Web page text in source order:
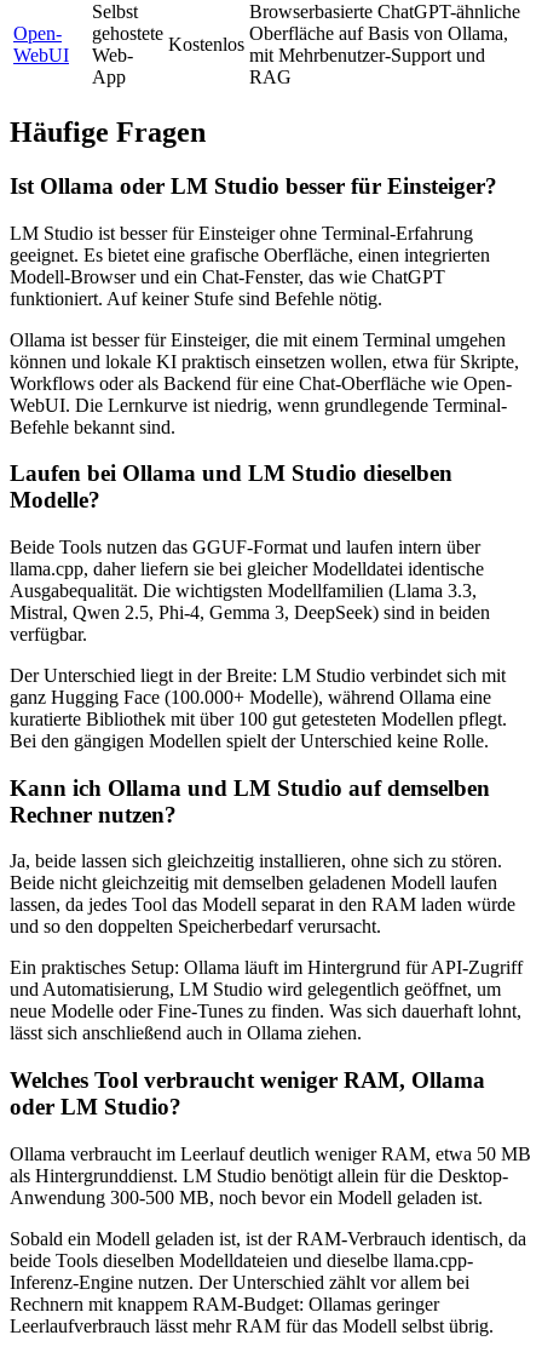
Open-
WebUI
Selbst
gehostete
Web-
App
Kostenlos
Browserbasierte ChatGPT-ähnliche
Oberfläche auf Basis von Ollama,
mit Mehrbenutzer-Support und
RAG
Häufige Fragen
Ist Ollama oder LM Studio besser für Einsteiger?
LM Studio ist besser für Einsteiger ohne Terminal-Erfahrung
geeignet. Es bietet eine grafische Oberfläche, einen integrierten
Modell-Browser und ein Chat-Fenster, das wie ChatGPT
funktioniert. Auf keiner Stufe sind Befehle nötig.
Ollama ist besser für Einsteiger, die mit einem Terminal umgehen
können und lokale KI praktisch einsetzen wollen, etwa für Skripte,
Workflows oder als Backend für eine Chat-Oberfläche wie Open-
WebUI. Die Lernkurve ist niedrig, wenn grundlegende Terminal-
Befehle bekannt sind.
Laufen bei Ollama und LM Studio dieselben
Modelle?
Beide Tools nutzen das GGUF-Format und laufen intern über
llama.cpp, daher liefern sie bei gleicher Modelldatei identische
Ausgabequalität. Die wichtigsten Modellfamilien (Llama 3.3,
Mistral, Qwen 2.5, Phi-4, Gemma 3, DeepSeek) sind in beiden
verfügbar.
Der Unterschied liegt in der Breite: LM Studio verbindet sich mit
ganz Hugging Face (100.000+ Modelle), während Ollama eine
kuratierte Bibliothek mit über 100 gut getesteten Modellen pflegt.
Bei den gängigen Modellen spielt der Unterschied keine Rolle.
Kann ich Ollama und LM Studio auf demselben
Rechner nutzen?
Ja, beide lassen sich gleichzeitig installieren, ohne sich zu stören.
Beide nicht gleichzeitig mit demselben geladenen Modell laufen
lassen, da jedes Tool das Modell separat in den RAM laden würde
und so den doppelten Speicherbedarf verursacht.
Ein praktisches Setup: Ollama läuft im Hintergrund für API-Zugriff
und Automatisierung, LM Studio wird gelegentlich geöffnet, um
neue Modelle oder Fine-Tunes zu finden. Was sich dauerhaft lohnt,
lässt sich anschließend auch in Ollama ziehen.
Welches Tool verbraucht weniger RAM, Ollama
oder LM Studio?
Ollama verbraucht im Leerlauf deutlich weniger RAM, etwa 50 MB
als Hintergrunddienst. LM Studio benötigt allein für die Desktop-
Anwendung 300-500 MB, noch bevor ein Modell geladen ist.
Sobald ein Modell geladen ist, ist der RAM-Verbrauch identisch, da
beide Tools dieselben Modelldateien und dieselbe llama.cpp-
Inferenz-Engine nutzen. Der Unterschied zählt vor allem bei
Rechnern mit knappem RAM-Budget: Ollamas geringer
Leerlaufverbrauch lässt mehr RAM für das Modell selbst übrig.